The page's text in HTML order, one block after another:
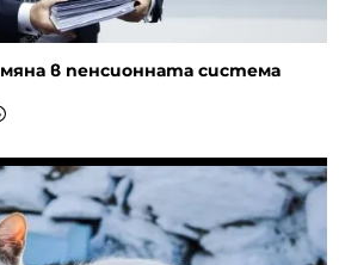
в пенсионната система